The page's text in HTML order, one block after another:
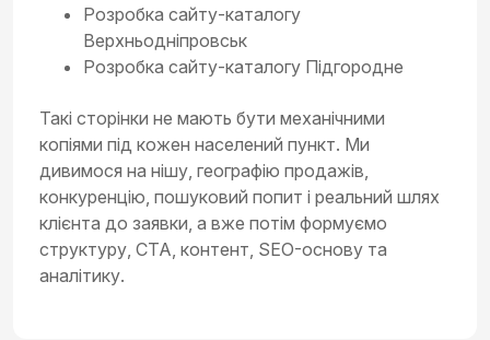
Розробка сайту-каталогу
Верхньодніпровськ
Розробка сайту-каталогу Підгородне
Такі сторінки не мають бути механічними
копіями під кожен населений пункт. Ми
дивимося на нішу, географію продажів,
конкуренцію, пошуковий попит і реальний шлях
клієнта до заявки, а вже потім формуємо
структуру, CTA, контент, SEO-основу та
аналітику.